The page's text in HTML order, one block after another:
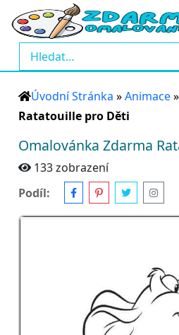
Úvodní Stránka »Animace»
Ratatouille pro Děti
Omalovánka Zdarma
133 zobrazení
Podíl: